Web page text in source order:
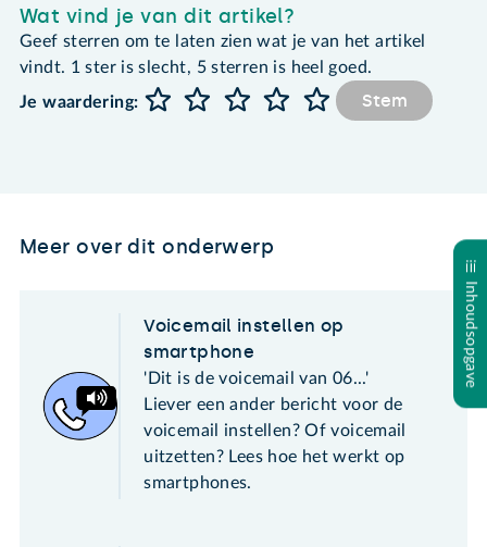
Inhoudsopgave
Wat vind je van dit artikel?
Geef sterren om te laten zien wat je van het artikel
vindt. 1 ster is slecht, 5 sterren is heel goed.
Je waardering:
Stem
Meer over dit onderwerp
Voicemail instellen op
smartphone
'Dit is de voicemail van 06...'
Liever een ander bericht voor de
voicemail instellen? Of voicemail
uitzetten? Lees hoe het werkt op
smartphones.